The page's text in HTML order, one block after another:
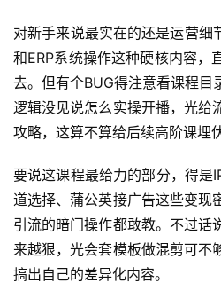
对新手来说最实在的还是运营细
和ERP系统操作这种硬核内容，
去。但有个BUG得注意看课程目
逻辑没见说怎么实操开播，光给
攻略，这算不算给后续高阶课埋
要说这课程最给力的部分，得是
道选择、蒲公英接广告这些变现
引流的暗门操作都敢教。不过话
来越狠，光会套模板做混剪可不
搞出自己的差异化内容。